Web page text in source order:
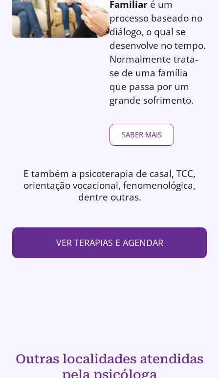
Familiar é um
processo baseado no
diálogo, o qual se
desenvolve no tempo.
Normalmente trata-
se de uma família
que passa por um
grande sofrimento.
SABER MAIS
E também a psicoterapia de casal, TCC,
orientação vocacional, fenomenológica,
dentre outras.
VER TERAPIAS E AGENDAR
Outras localidades atendidas
pela psicóloga